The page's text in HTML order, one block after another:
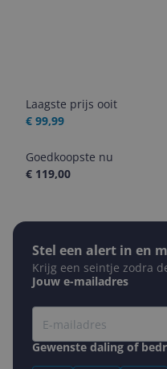
Laagste prijs ooit
€ 99,99
Goedkoopste nu
€ 119,00
Stel een alert in en
Krijg een seintje zodra
Jouw e-mailadres
Gewenste daling of